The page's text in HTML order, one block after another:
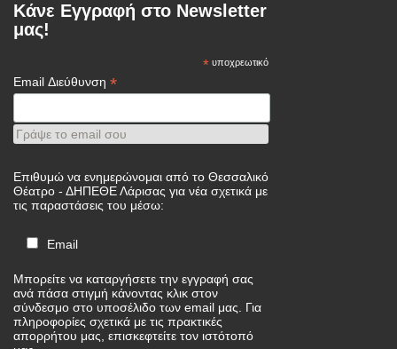
Κάνε Εγγραφή στο Newsletter
μας!
* υποχρεωτικό
Email Διεύθυνση *
Γράψε το email σου
Επιθυμώ να ενημερώνομαι από το Θεσσαλικό
Θέατρο - ΔΗΠΕΘΕ Λάρισας για νέα σχετικά με
τις παραστάσεις του μέσω:
Email
Μπορείτε να καταργήσετε την εγγραφή σας
ανά πάσα στιγμή κάνοντας κλικ στον
σύνδεσμο στο υποσέλιδο των email μας. Για
πληροφορίες σχετικά με τις πρακτικές
απορρήτου μας, επισκεφτείτε τον ιστότοπό